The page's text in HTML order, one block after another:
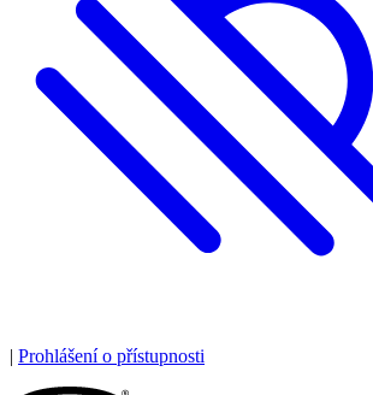
| Prohlášení o přístupnosti